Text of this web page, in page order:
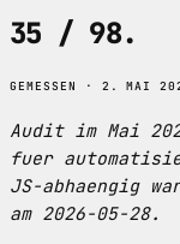
35 / 98.
GEMESSEN · 2. MAI
Audit im Mai
fuer
JS-abhaengig
am 2026-05-28.